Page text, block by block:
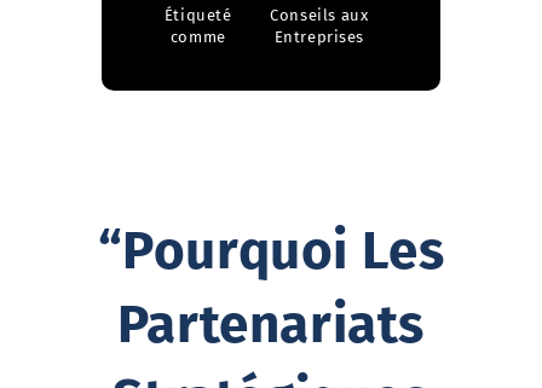
Étiqueté
comme
Conseils aux
Entreprises
“Pourquoi Les
Partenariats